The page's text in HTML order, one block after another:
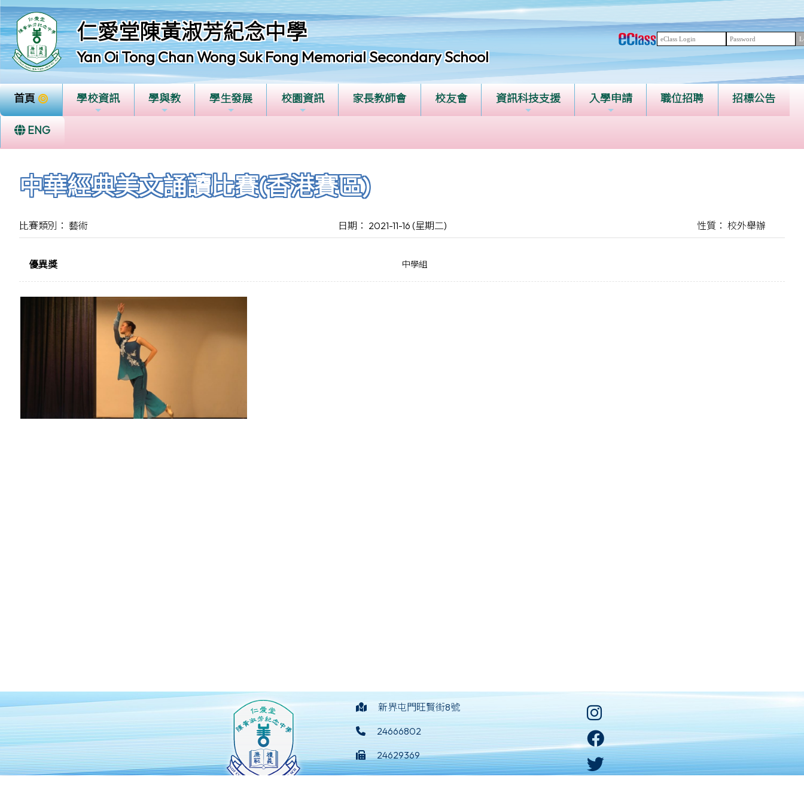
仁愛堂陳黃淑芳紀念中學
Yan Oi Tong Chan Wong Suk Fong Memorial Secondary School
首頁 學校資訊 學與教 學生發展 校園資訊 家長教師會 校友會 資訊科技支援 入學申請 職位招聘 招標公告
ENG
中華經典美文誦讀比賽(香港賽區)
比賽類別： 藝術 日期： 2021-11-16 (星期二) 性質： 校外舉辦
優異獎 中學組
新界屯門旺賢街8號
24666802
24629369
mail@yotcwsf.edu.hk